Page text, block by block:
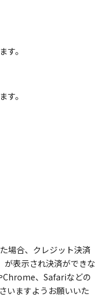
。
。
場合、クレジット決済
が表示され決済ができな
Chrome、Safariなどの
いますようお願いいた